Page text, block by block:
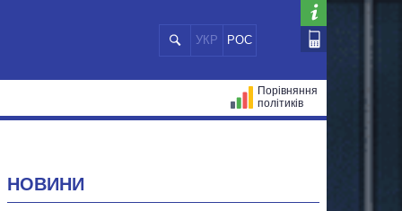
УКР РОС
Порівняння
політиків
НОВИНИ